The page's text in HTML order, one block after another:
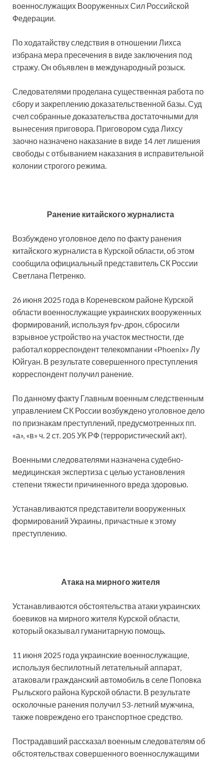
военнослужащих Вооруженных Сил Российской
Федерации.
По ходатайству следствия в отношении Лихса
избрана мера пресечения в виде заключения под
стражу. Он объявлен в международный розыск.
Следователями проделана существенная работа по
сбору и закреплению доказательственной базы. Суд
счел собранные доказательства достаточными для
вынесения приговора. Приговором суда Лихсу
заочно назначено наказание в виде 14 лет лишения
свободы с отбыванием наказания в исправительной
колонии строгого режима.
Ранение китайского журналиста
Возбуждено уголовное дело по факту ранения
китайского журналиста в Курской области, об этом
сообщила официальный представитель СК России
Светлана Петренко.
26 июня 2025 года в Кореневском районе Курской
области военнослужащие украинских вооруженных
формирований, используя fpv-дрон, сбросили
взрывное устройство на участок местности, где
работал корреспондент телекомпании «Phoenix» Лу
Юйгуан. В результате совершенного преступления
корреспондент получил ранение.
По данному факту Главным военным следственным
управлением СК России возбуждено уголовное дело
по признакам преступлений, предусмотренных пп.
«а», «в» ч. 2 ст. 205 УК РФ (террористический акт).
Военными следователями назначена судебно-
медицинская экспертиза с целью установления
степени тяжести причиненного вреда здоровью.
Устанавливаются представители вооруженных
формирований Украины, причастные к этому
преступлению.
Атака на мирного жителя
Устанавливаются обстоятельства атаки украинских
боевиков на мирного жителя Курской области,
который оказывал гуманитарную помощь.
11 июня 2025 года украинские военнослужащие,
используя беспилотный летательный аппарат,
атаковали гражданский автомобиль в селе Поповка
Рыльского района Курской области. В результате
осколочные ранения получил 53-летний мужчина,
также повреждено его транспортное средство.
Пострадавший рассказал военным следователям об
обстоятельствах совершенного военнослужащими